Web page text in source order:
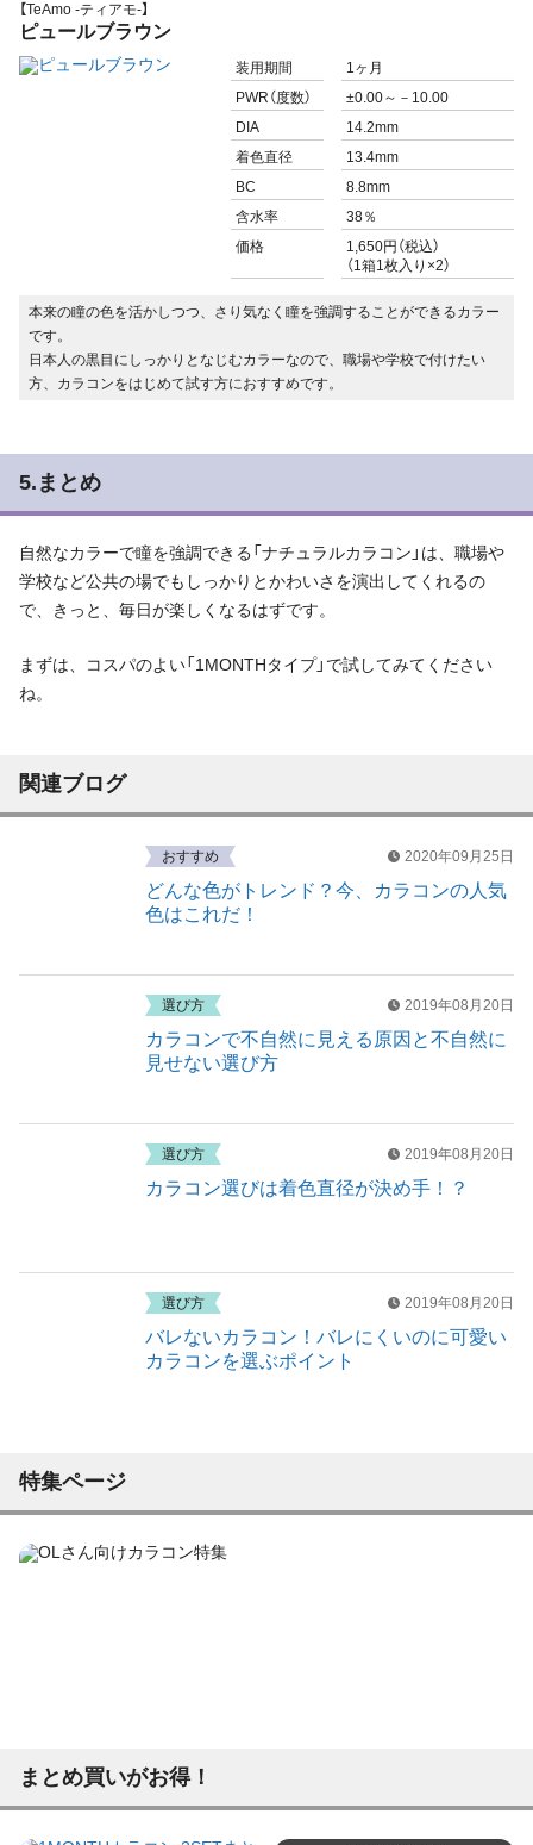
【TeAmo -ティアモ-】
ピュールブラウン
装用期間
1ヶ月
PWR （度数）
±0.00～－10.00
DIA
14.2mm
着色直径
13.4mm
BC
8.8mm
含水率
38％
価格
1,650円（税込）
（1箱1枚入り×2）
本来の瞳の色を活かしつつ、さり気なく瞳を強調することができるカラー
です。
日本人の黒目にしっかりとなじむカラーなので、職場や学校で付けたい
方、カラコンをはじめて試す方におすすめです。
5.まとめ
自然なカラーで瞳を強調できる「ナチュラルカラコン」は、職場や
学校など公共の場でもしっかりとかわいさを演出してくれるの
で、きっと、毎日が楽しくなるはずです。
まずは、コスパのよい「1MONTHタイプ」で試してみてください
ね。
関連ブログ
おすすめ 2020年09月25日
どんな色がトレンド？今、カラコンの人気
色はこれだ！
選び方 2019年08月20日
カラコンで不自然に見える原因と不自然に
見せない選び方
選び方 2019年08月20日
カラコン選びは着色直径が決め手！？
選び方 2019年08月20日
バレないカラコン！バレにくいのに可愛い
カラコンを選ぶポイント
特集ページ
まとめ買いがお得！